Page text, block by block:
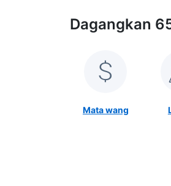
Dagangkan
Mata wang